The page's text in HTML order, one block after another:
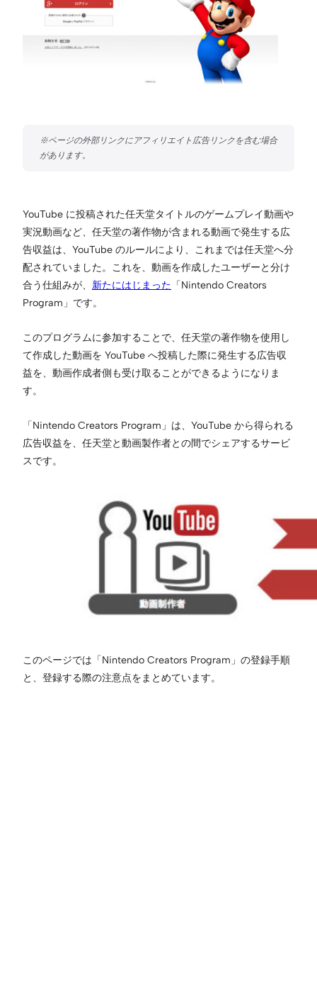
YouTube に投稿された任天堂タイトルのゲームプレイ動画や
実況動画など、任天堂の著作物が含まれる動画で発生する広
告収益は、YouTube のルールにより、これまでは任天堂へ分
配されていました。これを、動画を作成したユーザーと分け
合う仕組みが、 新たにはじまった 「Nintendo Creators
Program」です。
このプログラムに参加することで、任天堂の著作物を使用し
て作成した動画を YouTube へ投稿した際に発生する広告収
益を、動画作成者側も受け取ることができるようになりま
す。
「Nintendo Creators Program」は、YouTube から得られる
広告収益を、任天堂と動画製作者との間でシェアするサービ
スです。
このページでは「Nintendo Creators Program」の登録手順
と、登録する際の注意点をまとめています。